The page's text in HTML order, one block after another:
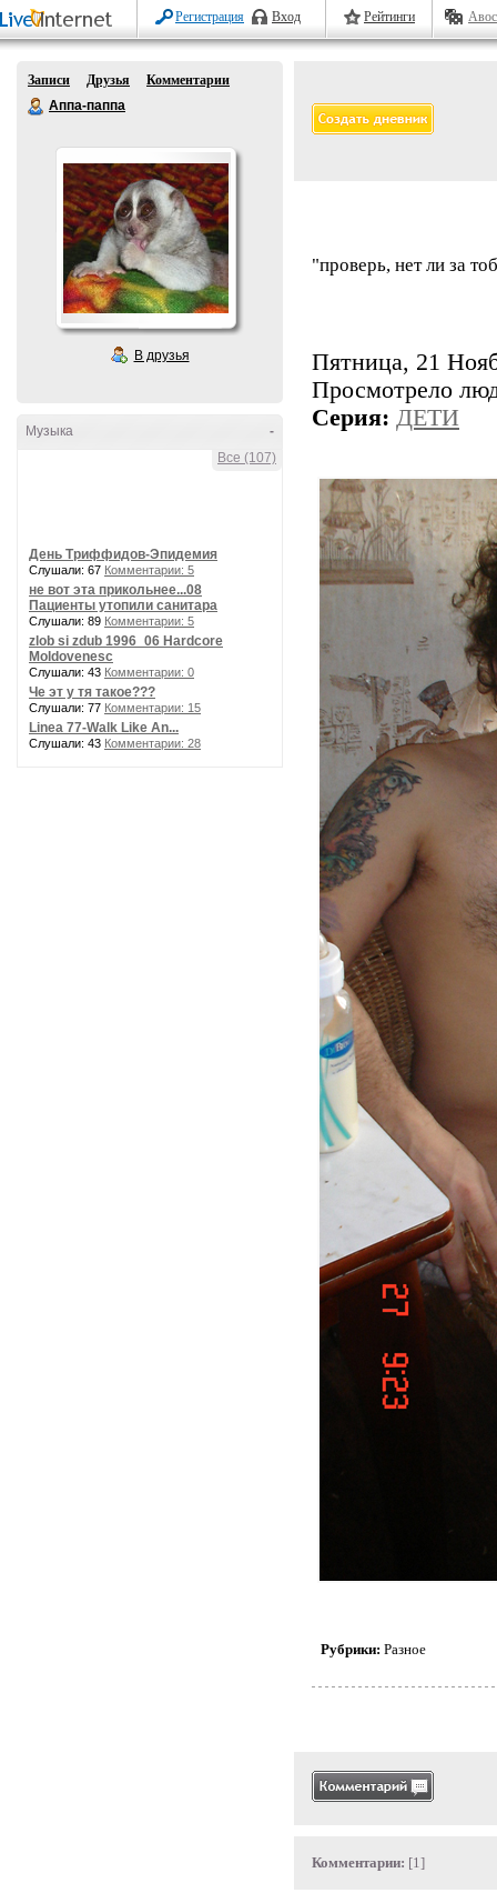
Регистрация Вход Рейтинги
Записи Друзья
Комментарии
Аппа-паппа
В друзья
-
Музыка
Все (107)
День Триффидов-Эпидемия
Слушали: 67 Комментарии: 5
не вот эта прикольнее...08
Пациенты утопили санитара
Слушали: 89 Комментарии: 5
zlob si zdub 1996_06 Hardcore
Moldovenesc
Слушали: 43 Комментарии: 0
Че эт у тя такое???
Слушали: 77 Комментарии: 15
Linea 77-Walk Like An...
Слушали: 43 Комментарии: 28
"проверь, нет ли за
Пятница, 21
Просмотрело
Серия: ДЕТИ
Рубрики: Разное
Комментарии: [1]